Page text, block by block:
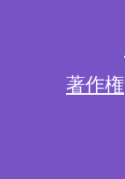
著作権